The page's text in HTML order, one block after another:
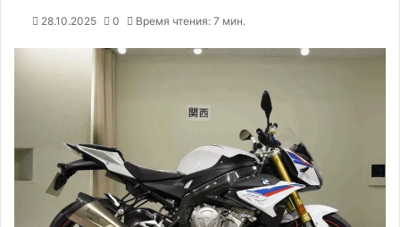
28.10.2025 0 Время чтения: 7 мин.